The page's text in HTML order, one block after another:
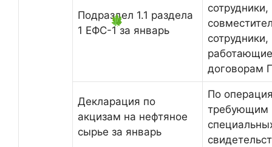
Подраздел 1.1 раздела
1 ЕФС-1 за январь
сотрудники,
сотрудники,
договорам
Декларация по
акцизам на нефтяное
сырье за январь
По
требующим